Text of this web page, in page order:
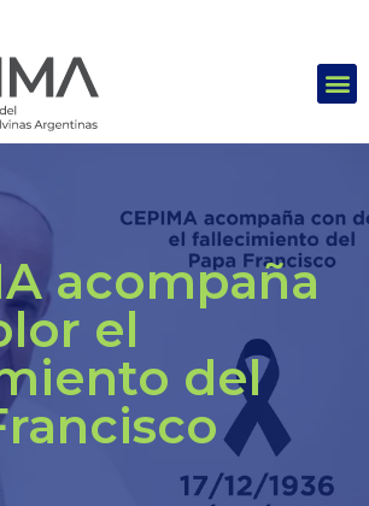
acompaña
el
del